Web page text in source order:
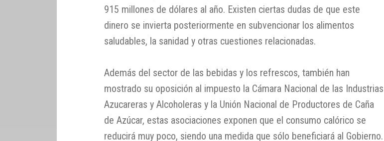
915 millones de dólares al año. Existen ciertas dudas de que este
dinero se invierta posteriormente en subvencionar los alimentos
saludables, la sanidad y otras cuestiones relacionadas.
Además del sector de las bebidas y los refrescos, también han
mostrado su oposición al impuesto la Cámara Nacional de las Industrias
Azucareras y Alcoholeras y la Unión Nacional de Productores de Caña
de Azúcar, estas asociaciones exponen que el consumo calórico se
reducirá muy poco, siendo una medida que sólo beneficiará al Gobierno.